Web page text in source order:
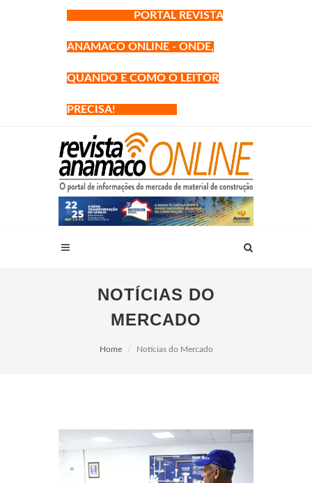
PORTAL REVISTA
ANAMACO ONLINE - ONDE,
QUANDO E COMO O LEITOR
PRECISA!
NOTÍCIAS DO
MERCADO
Home Notícias do Mercado